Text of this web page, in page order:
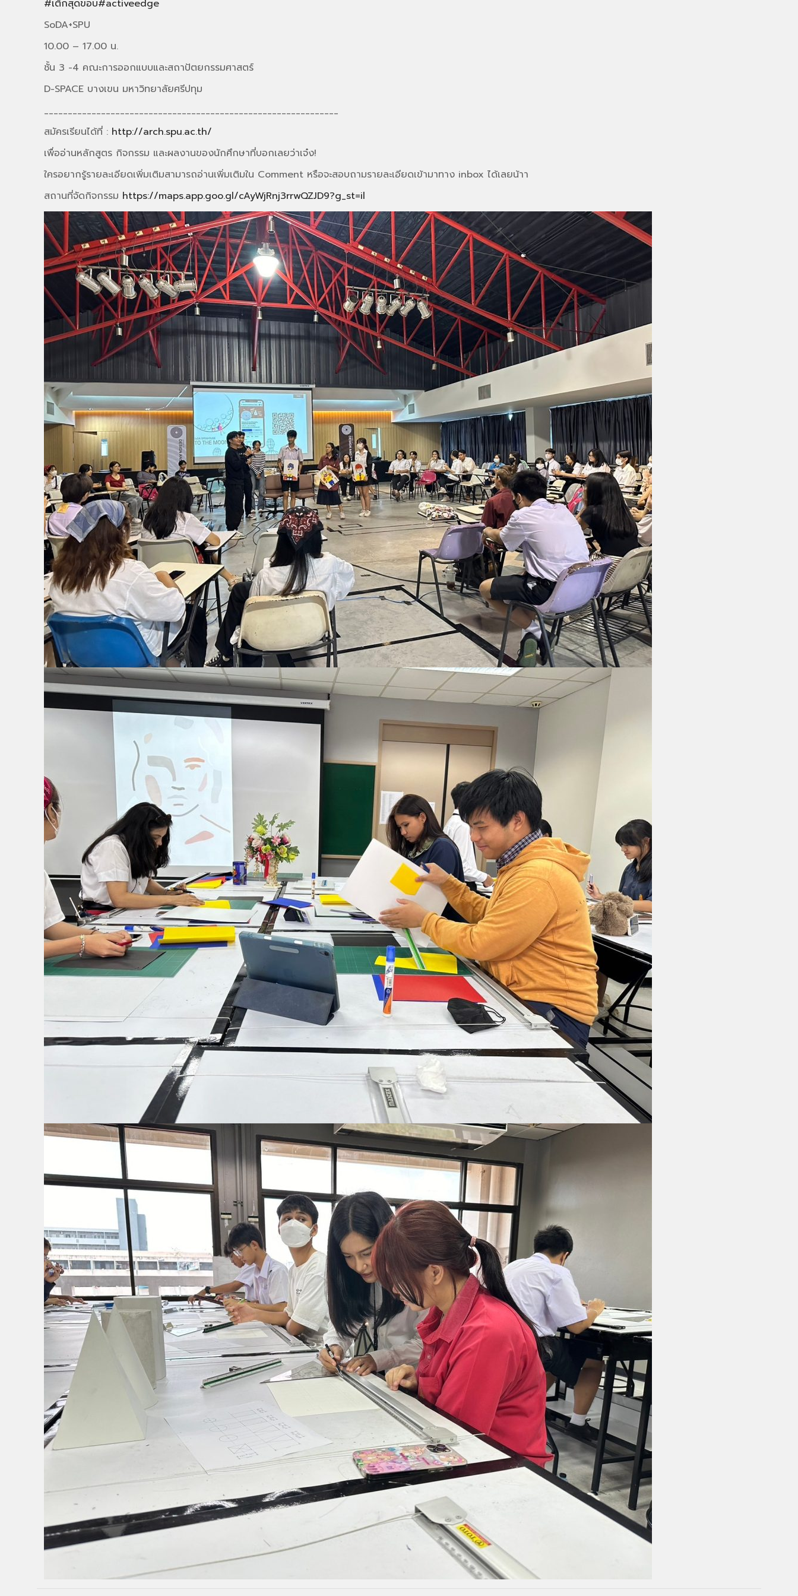
#เต็กสุดขอบ#activeedge
SoDA+SPU
10.00 – 17.00 น.
ชั้น 3 -4 คณะการออกแบบและสถาปัตยกรรมศาสตร์
D-SPACE บางเขน มหาวิทยาลัยศรีปทุม
______________________________________________________________
สมัครเรียนได้ที่ : http://arch.spu.ac.th/
เพื่ออ่านหลักสูตร กิจกรรม และผลงานของนักศึกษาที่บอกเลยว่าเจ๋ง!
ใครอยากรู้รายละเอียดเพิ่มเติมสามารถอ่านเพิ่มเติมใน Comment หรือจะสอบถามรายละเอียดเข้ามาทาง inbox ได้เลยน้าา
สถานที่จัดกิจกรรม https://maps.app.goo.gl/cAyWjRnj3rrwQZJD9?g_st=il